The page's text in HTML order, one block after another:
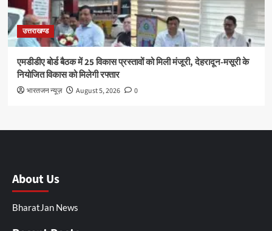
उत्तराखण्ड
एमडीडीए बोर्ड बैठक में 25 विकास प्रस्तावों को मिली मंजूरी, देहरादून-मसूरी के
नियोजित विकास को मिलेगी रफ्तार
भारतजन न्यूज़ August 5, 2026 0
About Us
BharatJan News